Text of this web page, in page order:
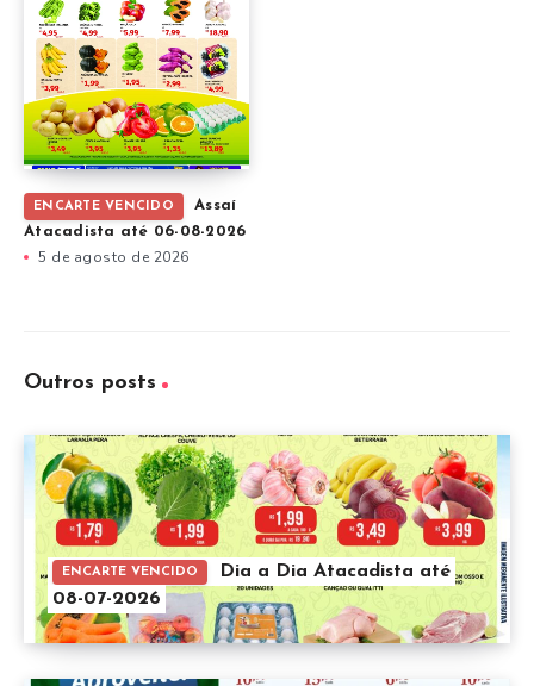
ENCARTE VENCIDO
Assaí
Atacadista até 06-08-2026
5 de agosto de 2026
Outros posts
ENCARTE VENCIDO
Dia a Dia Atacadista até
08-07-2026